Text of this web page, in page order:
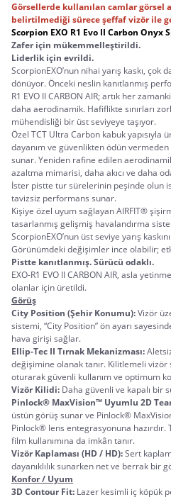
Görsellerde kullanılan camlar görsel
belirtilmediği sürece şeffaf vizör ile
Scorpion EXO R1 Evo II Carbon Onyx
Zafer için mükemmelleştirildi.
Liderlik için evrildi.
ScorpionEXO’nun nihai yarış kaskı, çok
dönüyor. Önceki neslin kanıtlanmış
R1 EVO II CARBON AIR; artık her
daha aerodinamik. Hafiflikte sınırları
mühendisliği bir üst seviyeye taşıyor.
Özel TCT Ultra Carbon kabuk yapısıyla
dayanım ve güvenlikten ödün
sunar. Yeniden rafine edilen
azaltma mimarisi, daha akıcı ve daha
İster pistte tur sürelerinin peşinde olun
tavizsiz performans sunar.
Kişiye özel uyum sağlayan AIRFIT®
tasarlanmış gelişmiş havalandırma
ScorpionEXO’nun üst seviye yarış
Görünümdeki değişimler ince olabilir;
Pistte kanıtlanmış. Sürücü odaklı.
EXO-R1 EVO II CARBON AIR, asla
olanlar için üretildi.
Görüş
City Position (Şehir Konumu): Vizör
sistemi, “City Position” ön ayarı
hava girişi sağlar.
Ellip-Tec II Tırnak Mekanizması:
değişimine olanak tanır. Kilitlemeli
oturarak güvenli kullanım ve optimum
Vizör Kilidi: Daha güvenli ve kapalı bir
Pinlock® MaxVision™ Uyumlu 2D
üstün görüş sunar ve Pinlock®
Pinlock® lens entegrasyonuna
film kullanımına da imkân tanır.
Vizör Kaplaması (HD / HD): Sert
dayanıklılık sunarken net ve berrak bir
Konfor / Uyum
3D Contour Fit: Lazer kesimli iç köpük